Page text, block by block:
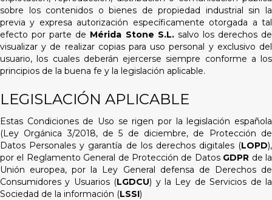
sobre los contenidos o bienes de propiedad industrial sin la
previa y expresa autorización específicamente otorgada a tal
efecto por parte de Mérida Stone S.L.salvo los derechos de
visualizar y de realizar copias para uso personal y exclusivo del
usuario, los cuales deberán ejercerse siempre conforme a los
principios de la buena fe y la legislación aplicable.
LEGISLACIÓN APLICABLE
Estas Condiciones de Uso se rigen por la legislación española
(Ley Orgánica 3/2018, de 5 de diciembre, de Protección de
Datos Personales y garantía de los derechos digitales (LOPD),
por el Reglamento General de Protección de Datos GDPR de la
Unión europea, por la Ley General defensa de Derechos de
Consumidores y Usuarios (LGDCU) y la Ley de Servicios de la
Sociedad de la información (LSSI)